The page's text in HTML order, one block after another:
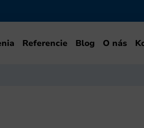
Referencie Blog O nás